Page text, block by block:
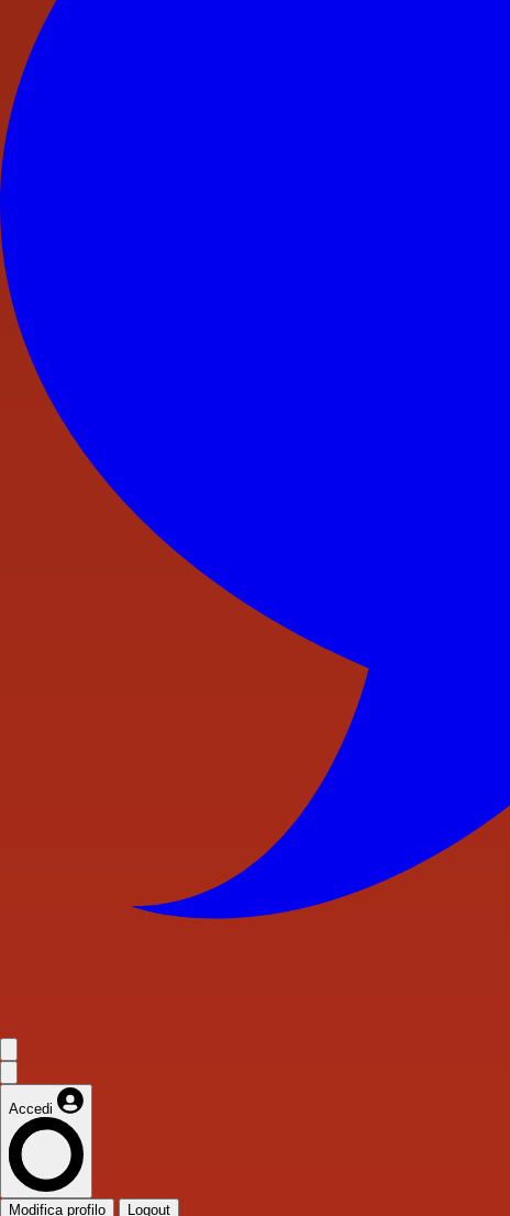
Accedi
Modifica profilo Logout